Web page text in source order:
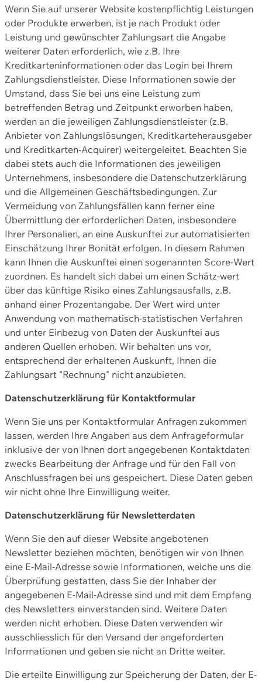
Wenn Sie auf unserer Website kostenpflichtig Leistungen
oder Produkte erwerben, ist je nach Produkt oder
Leistung und gewünschter Zahlungsart die Angabe
weiterer Daten erforderlich, wie z.B. Ihre
Kreditkarteninformationen oder das Login bei Ihrem
Zahlungsdienstleister. Diese Informationen sowie der
Umstand, dass Sie bei uns eine Leistung zum
betreffenden Betrag und Zeitpunkt erworben haben,
werden an die jeweiligen Zahlungsdienstleister (z.B.
Anbieter von Zahlungslösungen, Kreditkarteherausgeber
und Kreditkarten-Acquirer) weitergeleitet. Beachten Sie
dabei stets auch die Informationen des jeweiligen
Unternehmens, insbesondere die Datenschutzerklärung
und die Allgemeinen Geschäftsbedingungen. Zur
Vermeidung von Zahlungsfällen kann ferner eine
Übermittlung der erforderlichen Daten, insbesondere
Ihrer Personalien, an eine Auskunftei zur automatisierten
Einschätzung Ihrer Bonität erfolgen. In diesem Rahmen
kann Ihnen die Auskunftei einen sogenannten Score-Wert
zuordnen. Es handelt sich dabei um einen Schätz-wert
über das künftige Risiko eines Zahlungsausfalls, z.B.
anhand einer Prozentangabe. Der Wert wird unter
Anwendung von mathematisch-statistischen Verfahren
und unter Einbezug von Daten der Auskunftei aus
anderen Quellen erhoben. Wir behalten uns vor,
entsprechend der erhaltenen Auskunft, Ihnen die
Zahlungsart "Rechnung" nicht anzubieten.
Datenschutzerklärung für Kontaktformular
Wenn Sie uns per Kontaktformular Anfragen zukommen
lassen, werden Ihre Angaben aus dem Anfrageformular
inklusive der von Ihnen dort angegebenen Kontaktdaten
zwecks Bearbeitung der Anfrage und für den Fall von
Anschlussfragen bei uns gespeichert. Diese Daten geben
wir nicht ohne Ihre Einwilligung weiter.
Datenschutzerklärung für Newsletterdaten
Wenn Sie den auf dieser Website angebotenen
Newsletter beziehen möchten, benötigen wir von Ihnen
eine E-Mail-Adresse sowie Informationen, welche uns die
Überprüfung gestatten, dass Sie der Inhaber der
angegebenen E-Mail-Adresse sind und mit dem Empfang
des Newsletters einverstanden sind. Weitere Daten
werden nicht erhoben. Diese Daten verwenden wir
ausschliesslich für den Versand der angeforderten
Informationen und geben sie nicht an Dritte weiter.
Die erteilte Einwilligung zur Speicherung der Daten, der E-